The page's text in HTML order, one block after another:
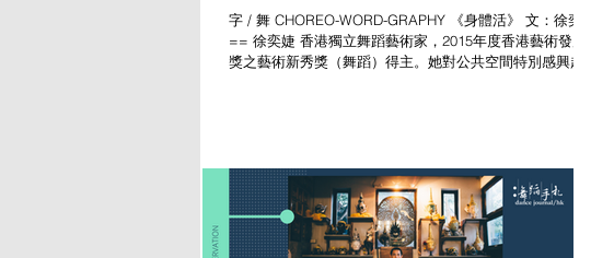
字 / 舞 CHOREO-WORD-GRAPHY 《身體活》 文：徐奕婕
== 徐奕婕 香港獨立舞蹈藝術家，2015年度香港藝術發展
獎之藝術新秀獎（舞蹈）得主。她對公共空間特別感興趣，